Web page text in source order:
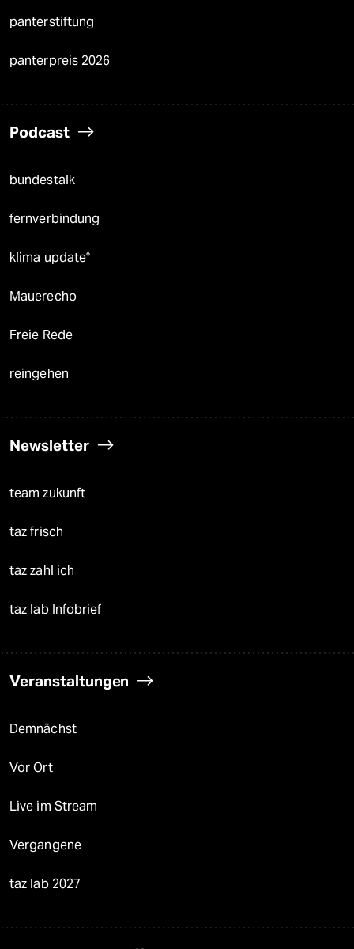
panterstiftung
panterpreis 2026
Podcast
bundestalk
fernverbindung
klima update°
Mauerecho
Freie Rede
reingehen
Newsletter
team zukunft
taz frisch
taz zahl ich
taz lab Infobrief
Veranstaltungen
Demnächst
Vor Ort
Live im Stream
Vergangene
taz lab 2027